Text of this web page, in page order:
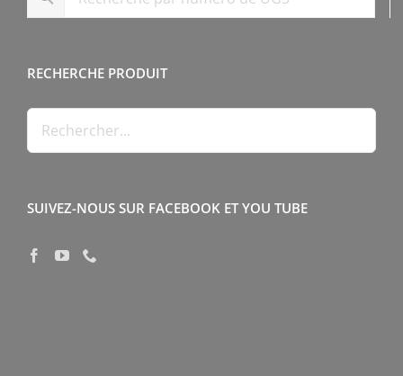
RECHERCHE PRODUIT
SUIVEZ-NOUS SUR FACEBOOK ET YOU TUBE